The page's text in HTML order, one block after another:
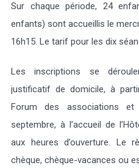
Sur chaque période, 24
enfants) sont accueillis le
16h15. Le tarif pour les dix
Les inscriptions se
justificatif de domicile, à
Forum des associations
septembre, à l’accueil de
aux heures d’ouverture. Le
chèque, chèque-vacances ou